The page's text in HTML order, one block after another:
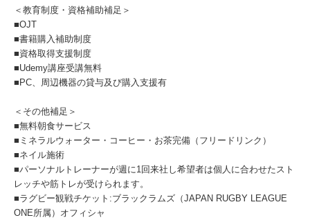
＜教育制度・資格補助補足＞
■OJT
■書籍購入補助制度
■資格取得支援制度
■Udemy講座受講無料
■PC、周辺機器の貸与及び購入支援有
＜その他補足＞
■無料朝食サービス
■ミネラルウォーター・コーヒー・お茶完備（フリードリンク）
■ネイル施術
■パーソナルトレーナーが週に1回来社し希望者は個人に合わせたスト
レッチや筋トレが受けられます。
■ラグビー観戦チケット:ブラックラムズ（JAPAN RUGBY LEAGUE
ONE所属）オフィシャ